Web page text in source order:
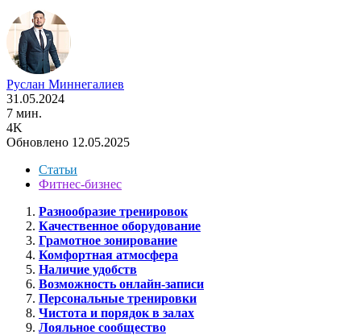
Руслан Миннегалиев
31.05.2024
7 мин.
4K
Обновлено 12.05.2025
Статьи
Фитнес-бизнес
Разнообразие тренировок
Качественное оборудование
Грамотное зонирование
Комфортная атмосфера
Наличие удобств
Возможность онлайн-записи
Персональные тренировки
Чистота и порядок в залах
Лояльное сообщество